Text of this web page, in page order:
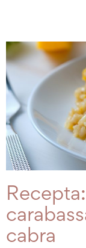
cabra